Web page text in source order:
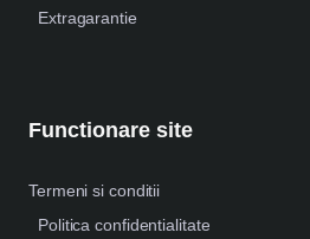
Extragarantie
Functionare site
Termeni si conditii
Politica confidentialitate